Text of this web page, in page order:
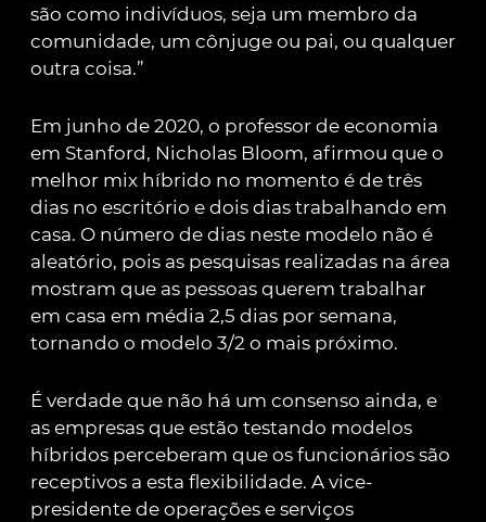
são como indivíduos, seja um membro da
comunidade, um cônjuge ou pai, ou qualquer
outra coisa.”
Em junho de 2020, o professor de economia
em Stanford, Nicholas Bloom, afirmou que o
melhor mix híbrido no momento é de três
dias no escritório e dois dias trabalhando em
casa. O número de dias neste modelo não é
aleatório, pois as pesquisas realizadas na área
mostram que as pessoas querem trabalhar
em casa em média 2,5 dias por semana,
tornando o modelo 3/2 o mais próximo.
É verdade que não há um consenso ainda, e
as empresas que estão testando modelos
híbridos perceberam que os funcionários são
receptivos a esta flexibilidade. A vice-
presidente de operações e serviços